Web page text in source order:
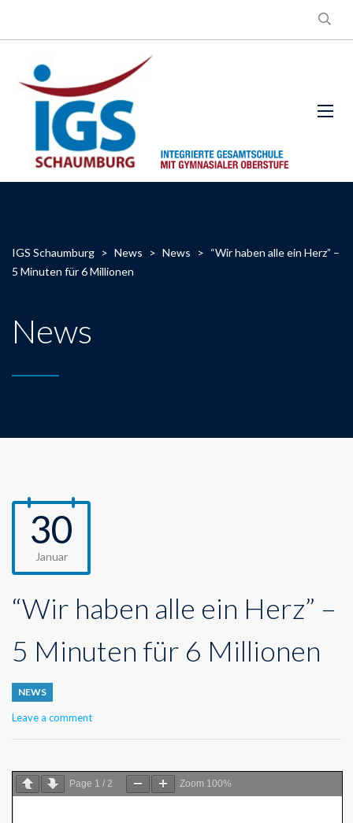
IGS Schaumburg > News > News > “Wir haben alle ein Herz” –
5 Minuten für 6 Millionen
News
30
Januar
“Wir haben alle ein Herz” –
5 Minuten für 6 Millionen
NEWS
Leave a comment
Page 1 / 2 Zoom 100%